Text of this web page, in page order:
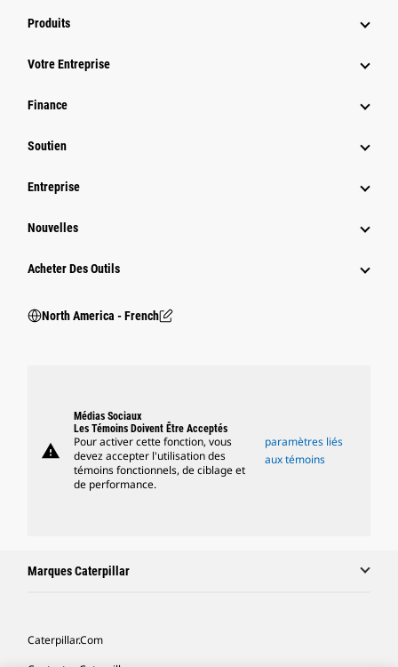
Produits
Votre Entreprise
Finance
Soutien
Entreprise
Nouvelles
Acheter Des Outils
North America - French
warning
Médias Sociaux
Les Témoins Doivent Être Acceptés
Pour activer cette fonction, vous
devez accepter l'utilisation des
témoins fonctionnels, de ciblage et
de performance.
paramètres liés
aux témoins
Marques Caterpillar
Caterpillar.com